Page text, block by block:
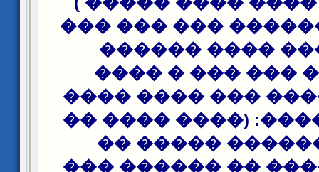
(25) ��� �� ������
����� ���
����� �� ���
����� ������ ���
���� ��� ����:
�� ��� ������
������ ����� ��